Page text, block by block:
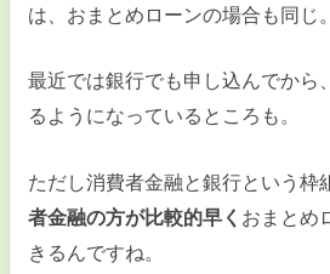
は、おまとめローンの場合も同じ。
最近では銀行でも申し込んでから
るようになっているところも。
ただし消費者金融と銀行という枠
者金融の方が比較的早く おまとめ
きるんですね。